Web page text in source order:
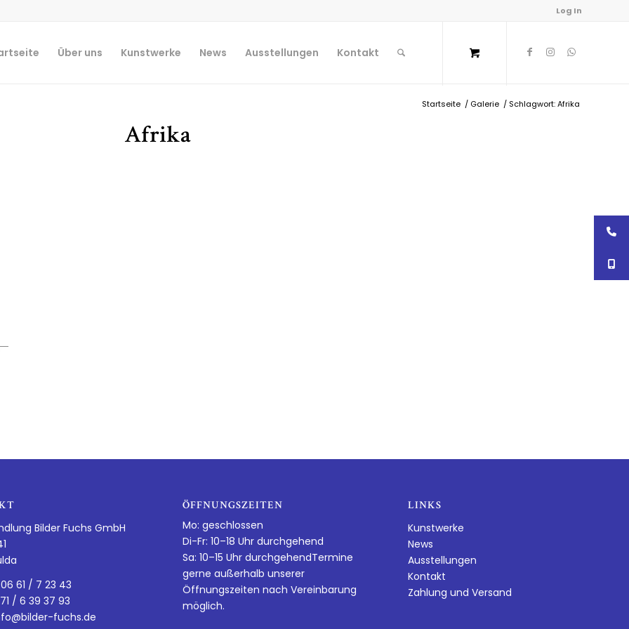
Log In
Über uns Kunstwerke News Ausstellungen Kontakt
Startseite / Galerie / Schlagwort: Afrika
Afrika
Bilder Fuchs GmbH
61 / 7 23 43
/ 6 39 37 93
fuchs.de
ÖFFNUNGSZEITEN
Mo: geschlossen
Di-Fr: 10–18 Uhr durchgehend
Sa: 10–15 Uhr durchgehendTermine
gerne außerhalb unserer
Öffnungszeiten nach Vereinbarung
möglich.
LINKS
Kunstwerke
News
Ausstellungen
Kontakt
Zahlung und Versand